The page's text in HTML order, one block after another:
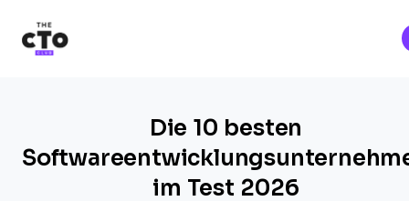
Die 10 besten
im Test 2026